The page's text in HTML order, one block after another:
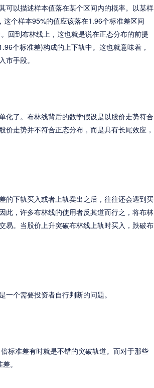
可以描述样本值落在某个区间内的概率。以某样
个样本95%的值应该落在1.96个标准差区间
回到布林线上，这也就是说在正态分布的前提
个标准差)构成的上下轨中。这也就意味着，
手段。
了。布林线背后的数学假设是以股价走势符合
走势并不符合正态分布，而是具有长尾效应，
下轨买入或者上轨卖出之后，往往还会遇到买
此，许多布林线的使用者反其道而行之，将布林
易。当股价上升突破布林线上轨时买入，跌破布
个需要投资者自行判断的问题。
准差有时就是不错的突破轨道。而对于那些
。